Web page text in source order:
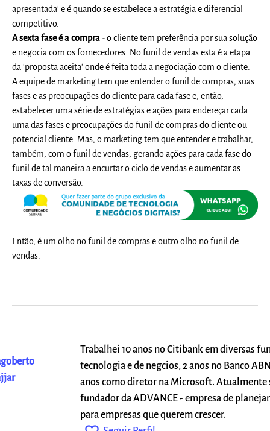
apresentada' e é quando se estabelece a estratégia e diferencial
competitivo.
A sexta fase é a compra- o cliente tem preferência por sua solução
e negocia com os fornecedores. No funil de vendas esta é a etapa
da 'proposta aceita' onde é feita toda a negociação com o cliente.
A equipe de marketing tem que entender o funil de compras, suas
fases e as preocupações do cliente para cada fase e, então,
estabelecer uma série de estratégias e ações para endereçar cada
uma das fases e preocupações do funil de compras do cliente ou
potencial cliente. Mas, o marketing tem que entender e trabalhar,
também, com o funil de vendas, gerando ações para cada fase do
funil de tal maneira a encurtar o ciclo de vendas e aumentar as
taxas de conversão.
Então, é um olho no funil de compras e outro olho no funil de
vendas.
Trabalhei 10 anos no Citibank em diversas
tecnologia e de negcios, 2 anos no Banco
anos como diretor na Microsoft. Atualmente
fundador da ADVANCE - empresa de
para empresas que querem crescer.